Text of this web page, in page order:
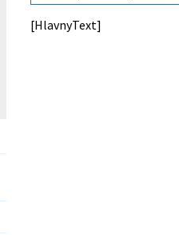
[HlavnyText]